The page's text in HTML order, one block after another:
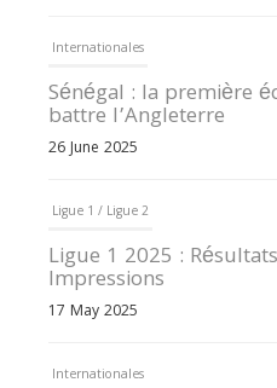
Internationales
Sénégal : la première
battre l’Angleterre
26 June 2025
Ligue 1 / Ligue 2
Ligue 1 2025 :
Impressions
17 May 2025
Internationales